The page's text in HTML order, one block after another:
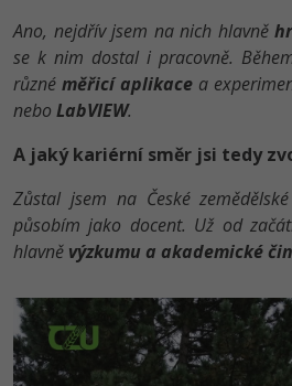
Elektronický podpis
Fórum
Ano, nejdřív jsem na nich hlavně
se k nim dostal i pracovně.
různé měřicí aplikace a
nebo LabVIEW.
A jaký kariérní směr jsi tedy
Zůstal jsem na České
působím jako docent. Už od
hlavně výzkumu a akademické